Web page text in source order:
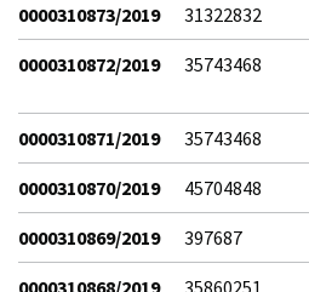
0000310873/2019 31322832
0000310872/2019 35743468
0000310871/2019 35743468
0000310870/2019 45704848
0000310869/2019 397687
0000310868/2019 35860251